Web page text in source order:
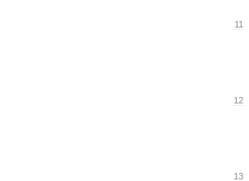
11
12
13